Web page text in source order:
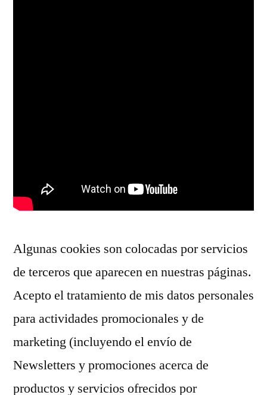
Algunas cookies son colocadas por servicios
de terceros que aparecen en nuestras páginas.
Acepto el tratamiento de mis datos personales
para actividades promocionales y de
marketing (incluyendo el envío de
Newsletters y promociones acerca de
productos y servicios ofrecidos por